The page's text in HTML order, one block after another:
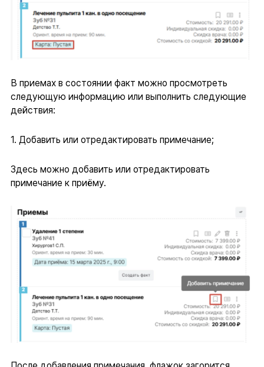
В приемах в состоянии факт можно просмотреть
следующую информацию или выполнить следующие
действия:
1. Добавить или отредактировать примечание;
Здесь можно добавить или отредактировать
примечание к приёму.